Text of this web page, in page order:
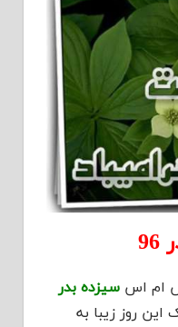
ام اس سیزده بدر
این روز زیبا به